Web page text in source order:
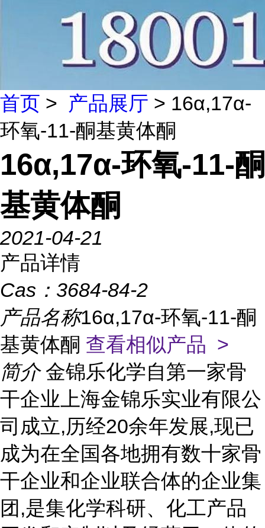
首页 > 产品展厅 > 16α,17α-
环氧-11-酮基黄体酮
16α,17α-环氧-11-酮
基黄体酮
2021-04-21
产品详情
Cas： 3684-84-2
产品名称16α,17α-环氧-11-酮
基黄体酮 查看相似产品 >
简介 金锦乐化学自第一家骨
干企业上海金锦乐实业有限公
司成立,历经20余年发展,现已
成为在全国各地拥有数十家骨
干企业和企业联合体的企业集
团,是集化学科研、化工产品